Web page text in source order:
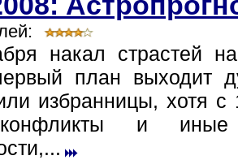
накал страстей
план выходит
избранницы, хотя
и иные